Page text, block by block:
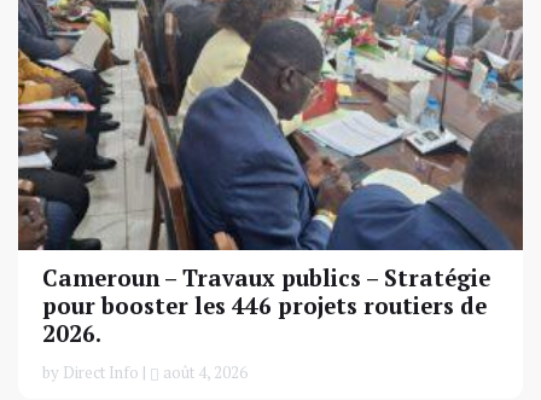
Cameroun – Travaux publics – Stratégie
pour booster les 446 projets routiers de
2026.
by Direct Info | août 4, 2026